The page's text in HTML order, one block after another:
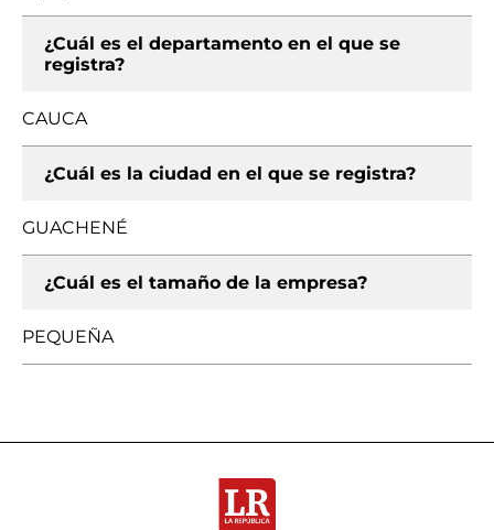
¿Cuál es el departamento en el que se
registra?
CAUCA
¿Cuál es la ciudad en el que se registra?
GUACHENÉ
¿Cuál es el tamaño de la empresa?
PEQUEÑA